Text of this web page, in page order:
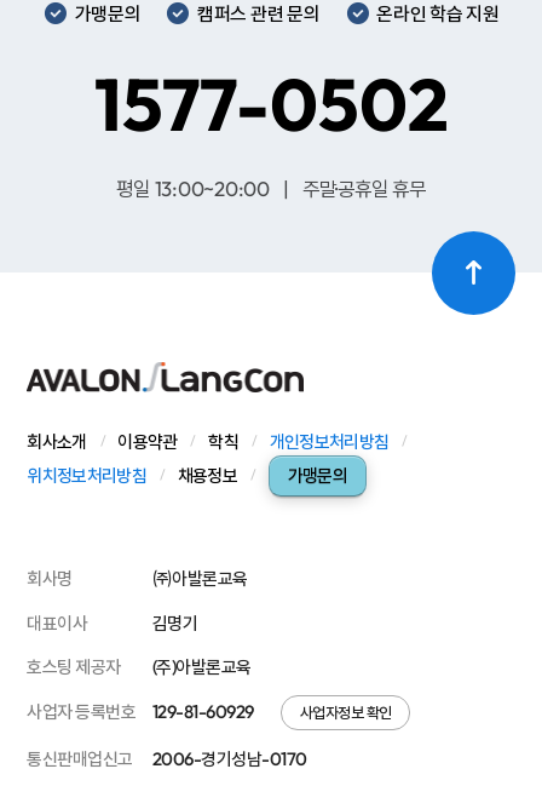
가맹문의 캠퍼스 관련 문의 온라인 학습 지원
1577-0502
평일 13:00~20:00 | 주말·공휴일 휴무
회사소개 이용약관 학칙
개인정보처리방침
위치정보처리방침
채용정보 가맹문의
회사명
㈜아발론교육
대표이사
김명기
호스팅 제공자
(주)아발론교육
사업자 등록번호
129-81-60929 사업자정보 확인
통신판매업신고
2006-경기성남-0170